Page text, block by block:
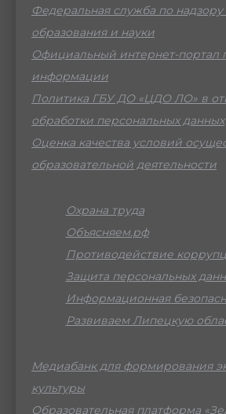
Федеральная служба по
образования и науки
Официальный интернет-портал
информации
Политика ГБУ ДО «ЦДО ЛО» в
обработки персональных данных
Оценка качества условий
образовательной деятельности
Охрана труда
Объясняем.рф
Противодействие
Защита персональных
Информационная
Развиваем Липецкую
Медиабанк для формирования
культуры
Образовательная платформа